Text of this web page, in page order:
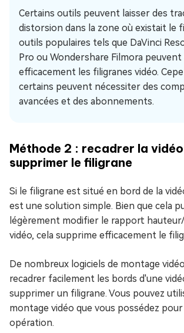
Certains outils peuvent laisser des
distorsion dans la zone où existait le
outils populaires tels que DaVinci
Pro ou Wondershare Filmora
efficacement les filigranes vidéo.
certains peuvent nécessiter des
avancées et des abonnements.
Méthode 2 : recadrer la
supprimer le filigrane
Si le filigrane est situé en bord de la
est une solution simple. Bien que cela
légèrement modifier le rapport
vidéo, cela supprime efficacement le
De nombreux logiciels de montage
recadrer facilement les bords d'une
supprimer un filigrane. Vous pouvez
montage vidéo que vous possédez
opération.